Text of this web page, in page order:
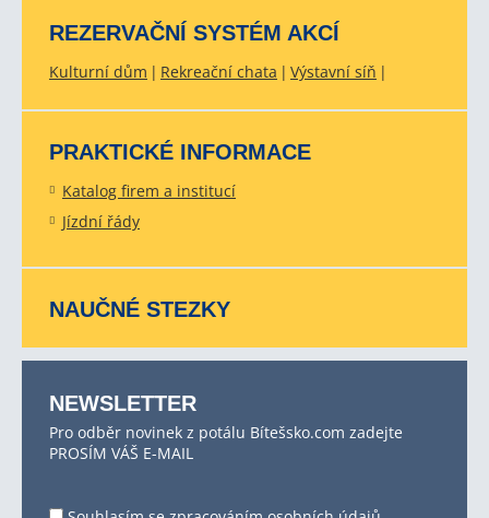
REZERVAČNÍ SYSTÉM AKCÍ
Kulturní dům Rekreační chata Výstavní síň
PRAKTICKÉ INFORMACE
Katalog firem a institucí
Jízdní řády
NAUČNÉ STEZKY
NEWSLETTER
Pro odběr novinek z potálu Bítešsko.com zadejte
PROSÍM VÁŠ E-MAIL